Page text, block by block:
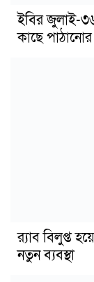
ইবির জুলাই-
কাছে
র‍্যাব বিলুপ্ত
নতুন ব্যবস্থা